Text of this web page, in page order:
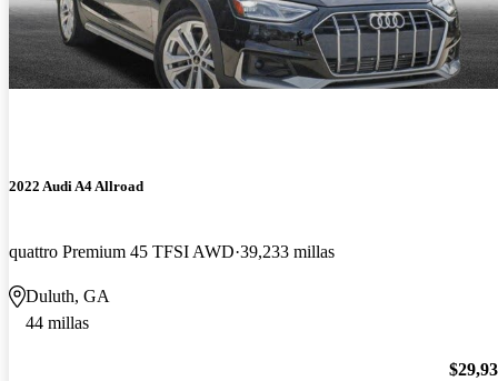
2022 Audi A4 Allroad
quattro Premium 45 TFSI AWD 39,233 millas
Duluth, GA
44 millas